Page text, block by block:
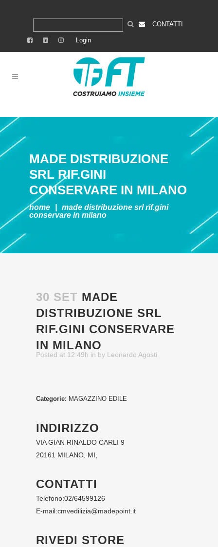
CONTATTI
Login
MADE DISTRIBUZIONE
SRL RIF.GINI
CONSERVARE IN MILANO
home
made distribuzione srl rif.gini
conservare in milano
30 SET MADE
DISTRIBUZIONE SRL
RIF.GINI CONSERVARE
IN MILANO
Posted at 12:49h in by Leonardo Agosti
Categorie: MAGAZZINO EDILE
INDIRIZZO
VIA GIAN RINALDO CARLI 9
20161 MILANO, MI,
CONTATTI
Telefono:02/64599126
E-mail:cmvedilizia@madepoint.it
RIVEDI STORE